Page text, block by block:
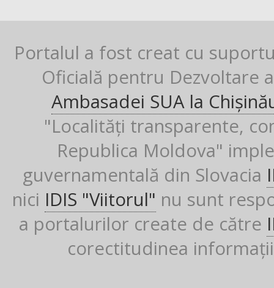
Portalul a fost creat cu
Oficială pentru Dezvoltare
Ambasadei SUA la
"Localități transparente,
Republica Moldova"
guvernamentală din Slovacia
nici IDIS "Viitorul" nu sunt
a portalurilor create de către
corectitudinea